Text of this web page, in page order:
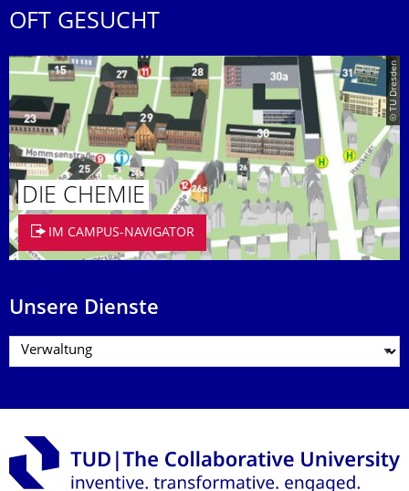
OFT GESUCHT
© TU Dresden
DIE CHEMIE
IM CAMPUS-NAVIGATOR
Unsere Dienste